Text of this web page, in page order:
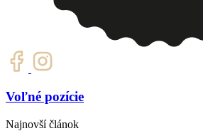
Voľné pozície
Najnovší článok